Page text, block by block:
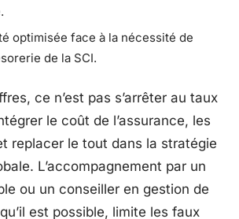
optimisée face à la nécessité de
de la SCI.
ce n’est pas s’arrêter au taux
le coût de l’assurance, les
replacer le tout dans la stratégie
L’accompagnement par un
ou un conseiller en gestion de
est possible, limite les faux